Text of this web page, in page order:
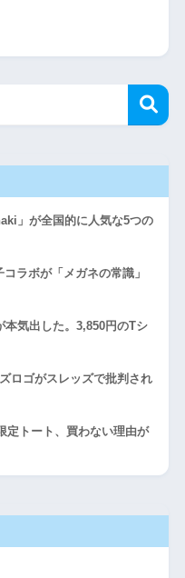
」が全国的に人気な5つの
ラボが「メガネの常識」
本気出した。3,850円のTシ
ロゴがスレッズで批判され
定トート、買わない理由が